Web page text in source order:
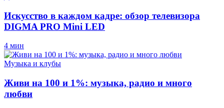
Искусство в каждом кадре: обзор телевизора
DIGMA PRO Mini LED
4 мин
Музыка и клубы
Живи на 100 и 1%: музыка, радио и много
любви